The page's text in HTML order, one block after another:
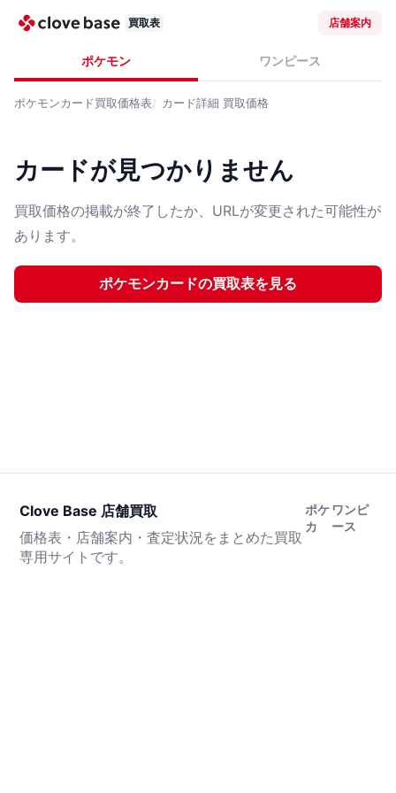
買取表 店舗案内
ポケモン ワンピース
ポケモンカード買取価格表 カード詳細 買取価格
カードが見つかりません
買取価格の掲載が終了したか、URLが変更された可能性が
あります。
ポケモンカードの買取表を見る
Clove Base 店舗買取
価格表・店舗案内・査定状況をまとめた買取
専用サイトです。
ポケ
カ
ワンピ
ース